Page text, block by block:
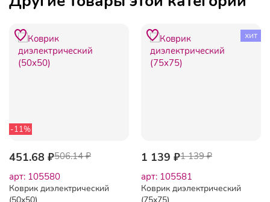
-11%
451.68 ₽506.14 ₽
арт: 105580
Коврик диэлектрический
(50х50)
хит
1 139 ₽1 139 ₽
арт: 105581
Коврик диэлектрический
(75х75)